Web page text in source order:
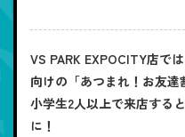
VS PARK EXPOCITY店で
向けの「あつまれ！お友
小学生2人以上で来店する
に！